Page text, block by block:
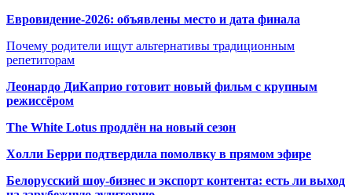
Евровидение-2026: объявлены место и дата финала
Почему родители ищут альтернативы традиционным
репетиторам
Леонардо ДиКаприо готовит новый фильм с крупным
режиссёром
The White Lotus продлён на новый сезон
Холли Берри подтвердила помолвку в прямом эфире
Белорусский шоу-бизнес и экспорт контента: есть ли выход